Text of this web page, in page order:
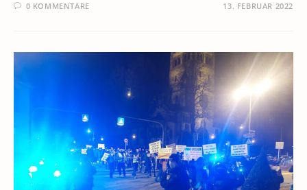
0 KOMMENTARE 13. FEBRUAR 2022